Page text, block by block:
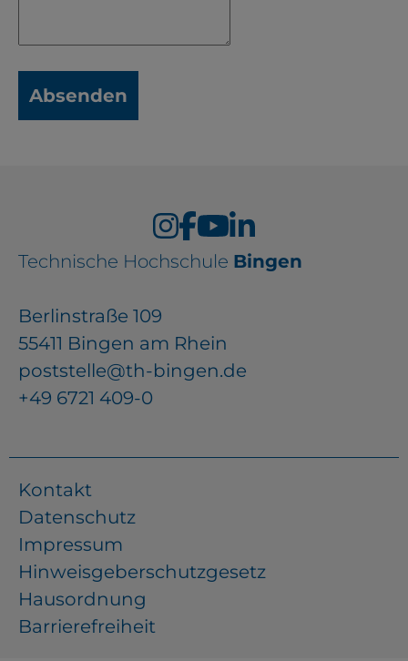
Absenden
Technische Hochschule Bingen
Berlinstraße 109
55411 Bingen am Rhein
poststelle@th-bingen.de
+49 6721 409-0
Kontakt
Datenschutz
Impressum
Hinweisgeberschutzgesetz
Hausordnung
Barrierefreiheit